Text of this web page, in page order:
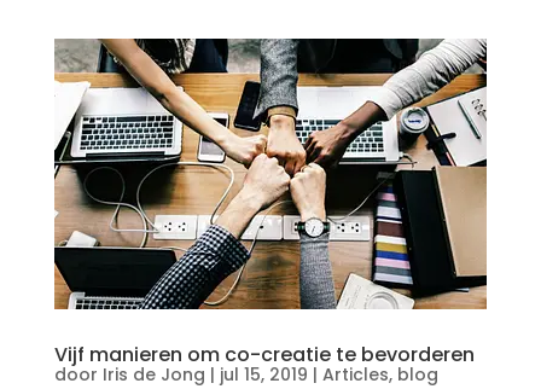
Vijf manieren om co-creatie te bevorderen
door Iris de Jong | jul 15, 2019 | Articles, blog